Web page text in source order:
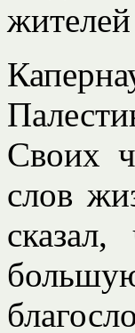
Своих
слов